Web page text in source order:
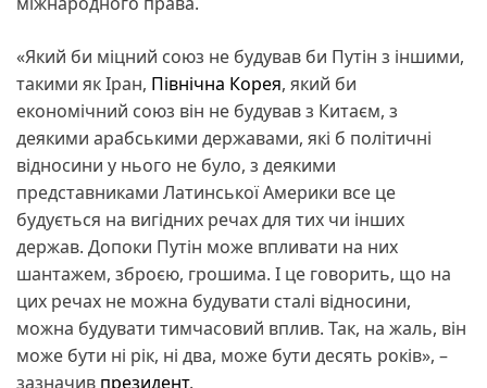
«Який би міцний союз не будував би Путін з іншими,
такими як Іран, Північна Корея, який би
економічний союз він не будував з Китаєм, з
деякими арабськими державами, які б політичні
відносини у нього не було, з деякими
представниками Латинської Америки все це
будується на вигідних речах для тих чи інших
держав. Допоки Путін може впливати на них
шантажем, зброєю, грошима. І це говорить, що на
цих речах не можна будувати сталі відносини,
можна будувати тимчасовий вплив. Так, на жаль, він
може бути ні рік, ні два, може бути десять років», –
зазначив президент.